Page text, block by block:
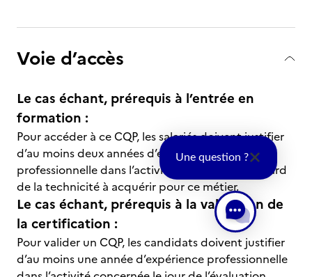
Voie d’accès
Le cas échant, prérequis à l’entrée en
formation :
Pour accéder à ce CQP, les salariés doivent justifier
d’au moins deux années d’expérience
professionnelle dans l’activité concernée au regard
de la technicité à acquérir pour ce métier.
Le cas échant, prérequis à la validation de
la certification :
Pour valider un CQP, les candidats doivent justifier
d’au moins une année d’expérience professionnelle
Une question ?